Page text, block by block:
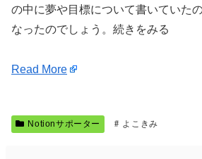
の中に夢や目標について書いていた
なったのでしょう。続きをみる
Read More
Notionサポーター よこきみ